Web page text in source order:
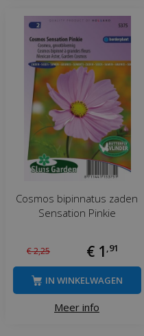
Cosmos bipinnatus zaden
Sensation Pinkie
€2,25 € 1 ,91
Meer info
IN WINKELWAGEN